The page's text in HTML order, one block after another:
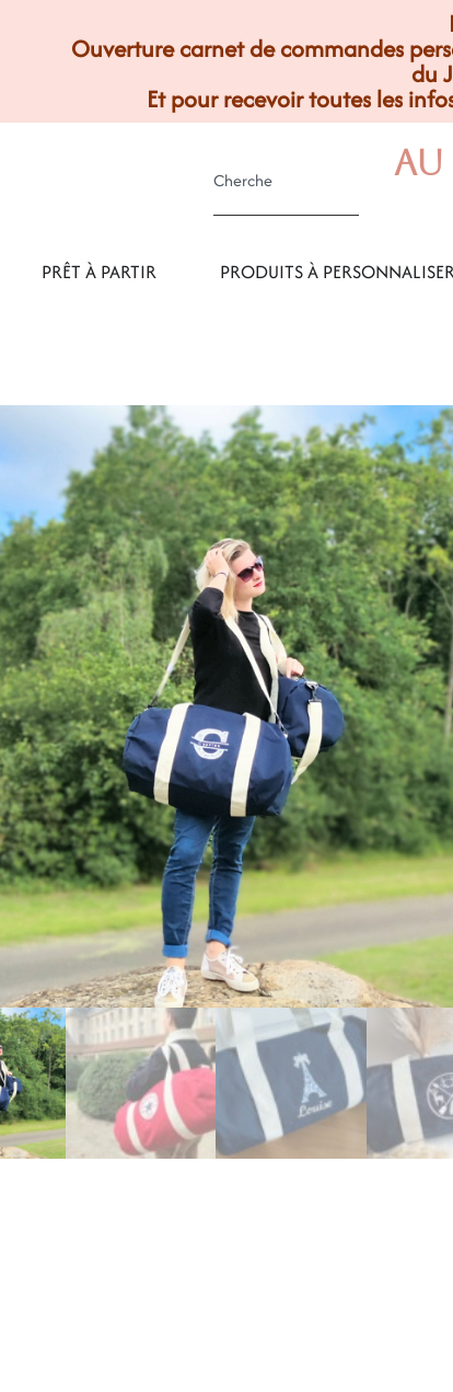
Ouverture carnet de commandes
du
Et pour recevoir toutes les
PRÊT À PARTIR PRODUITS À